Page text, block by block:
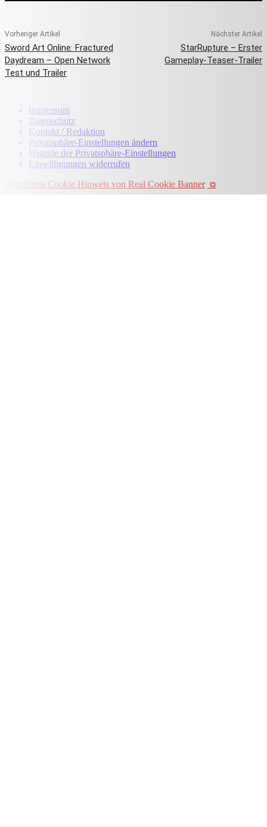
Vorheriger Artikel
Sword Art Online: Fractured
Daydream – Open Network
Test und Trailer
Nächster Artikel
StarRupture – Erster
Gameplay-Teaser-Trailer
Impressum
Datenschutz
Kontakt / Redaktion
Privatsphäre-Einstellungen ändern
Historie der Privatsphäre-Einstellungen
Einwilligungen widerrufen
WordPress Cookie Hinweis von Real Cookie Banner